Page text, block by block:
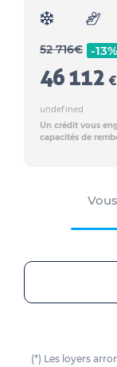
52 716€ -13%
46 112 €
undefined
Un crédit vous
capacités de
(*) Les loyers